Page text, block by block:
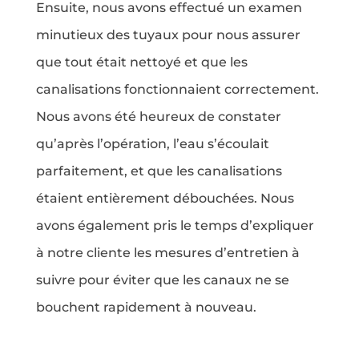
Ensuite, nous avons effectué un examen
minutieux des tuyaux pour nous assurer
que tout était nettoyé et que les
canalisations fonctionnaient correctement.
Nous avons été heureux de constater
qu’après l’opération, l’eau s’écoulait
parfaitement, et que les canalisations
étaient entièrement débouchées. Nous
avons également pris le temps d’expliquer
à notre cliente les mesures d’entretien à
suivre pour éviter que les canaux ne se
bouchent rapidement à nouveau.